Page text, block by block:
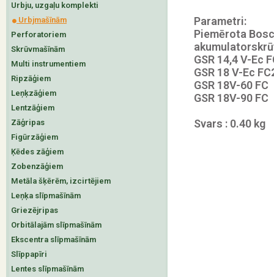
Urbju, uzgaļu komplekti
Urbjmašīnām
Perforatoriem
Skrūvmašīnām
Multi instrumentiem
Ripzāģiem
Leņķzāģiem
Lentzāģiem
Zāģripas
Figūrzāģiem
Ķēdes zāģiem
Zobenzāģiem
Metāla šķērēm, izcirtējiem
Leņķa slīpmašīnām
Griezējripas
Orbitālajām slīpmašīnām
Ekscentra slīpmašīnām
Slīppapīri
Lentes slīpmašīnām
Parametri:
Piemērota
GSR 14,4 V-Ec
GSR 18 V-Ec
GSR 18V-60 FC
GSR 18V-90 FC
Svars : 0.40 kg